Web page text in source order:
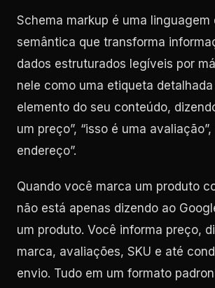
Schema markup é uma linguagem
semântica que transforma
dados estruturados legíveis por
nele como uma etiqueta
elemento do seu conteúdo,
um preço”, “isso é uma avaliação”,
endereço”.
Quando você marca um produto
não está apenas dizendo ao
um produto. Você informa preço,
marca, avaliações, SKU e até
envio. Tudo em um formato